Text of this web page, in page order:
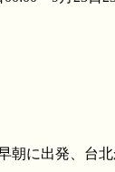
朝に出発、台